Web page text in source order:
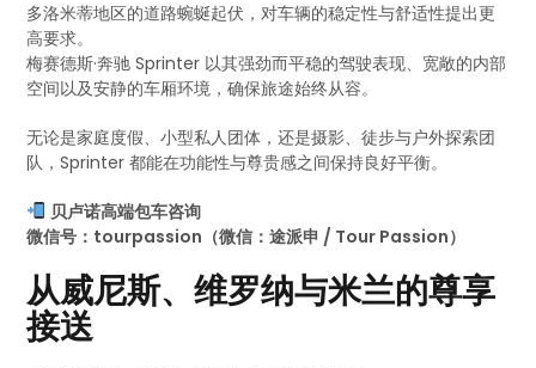
多洛米蒂地区的道路蜿蜒起伏，对车辆的稳定性与舒适性提出更
高要求。
梅赛德斯·奔驰 Sprinter 以其强劲而平稳的驾驶表现、宽敞的内部
空间以及安静的车厢环境，确保旅途始终从容。
无论是家庭度假、小型私人团体，还是摄影、徒步与户外探索团
队，Sprinter 都能在功能性与尊贵感之间保持良好平衡。
贝卢诺高端包车咨询
微信号：tourpassion（微信：途派申 / Tour Passion）
从威尼斯、维罗纳与米兰的尊享
接送